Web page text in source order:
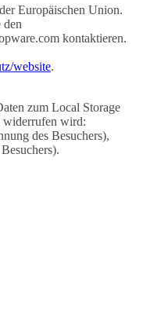
Europäischen Union.
den
kontaktieren.
website.
zum Local Storage
widerrufen wird:
des Besuchers),